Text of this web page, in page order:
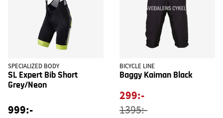
SPECIALIZED BODY
SL Expert Bib Short
Grey/Neon
999:-
BICYCLE LINE
Baggy Kaiman Black
299:-
1395:-